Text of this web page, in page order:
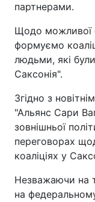
партнерами.
Щодо можливої
формуємо
людьми, які
Саксонія".
Згідно з
"Альянс Сари
зовнішньої
переговорах
коаліціях у
Незважаючи на
на